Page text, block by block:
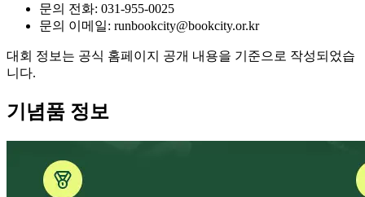
문의 전화: 031-955-0025
문의 이메일: runbookcity@bookcity.or.kr
대회 정보는 공식 홈페이지 공개 내용을 기준으로 작성되었습
니다.
기념품 정보